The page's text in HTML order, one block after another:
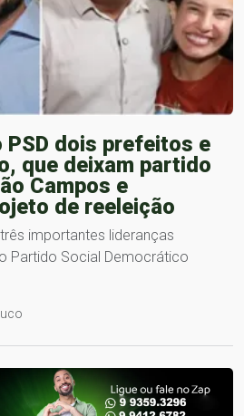
PSD dois prefeitos e
que deixam partido
Campos e
de reeleição
importantes lideranças
Partido Social Democrático